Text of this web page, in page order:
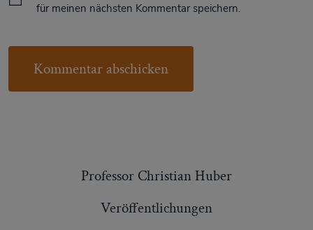
für meinen nächsten Kommentar speichern.
Professor Christian Huber
Veröffentlichungen